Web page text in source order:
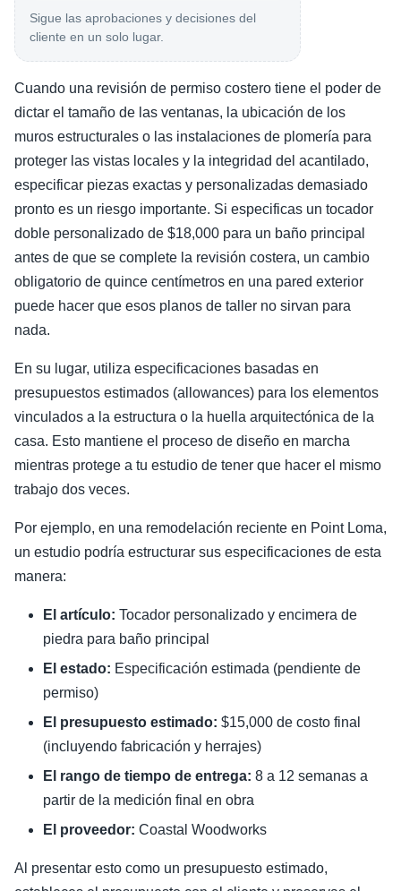
Sigue las aprobaciones y decisiones del
cliente en un solo lugar.
Cuando una revisión de permiso costero tiene el poder de
dictar el tamaño de las ventanas, la ubicación de los
muros estructurales o las instalaciones de plomería para
proteger las vistas locales y la integridad del acantilado,
especificar piezas exactas y personalizadas demasiado
pronto es un riesgo importante. Si especificas un tocador
doble personalizado de $18,000 para un baño principal
antes de que se complete la revisión costera, un cambio
obligatorio de quince centímetros en una pared exterior
puede hacer que esos planos de taller no sirvan para
nada.
En su lugar, utiliza especificaciones basadas en
presupuestos estimados (allowances) para los elementos
vinculados a la estructura o la huella arquitectónica de la
casa. Esto mantiene el proceso de diseño en marcha
mientras protege a tu estudio de tener que hacer el mismo
trabajo dos veces.
Por ejemplo, en una remodelación reciente en Point Loma,
un estudio podría estructurar sus especificaciones de esta
manera:
El artículo: Tocador personalizado y encimera de
piedra para baño principal
El estado: Especificación estimada (pendiente de
permiso)
El presupuesto estimado: $15,000 de costo final
(incluyendo fabricación y herrajes)
El rango de tiempo de entrega: 8 a 12 semanas a
partir de la medición final en obra
El proveedor: Coastal Woodworks
Al presentar esto como un presupuesto estimado,